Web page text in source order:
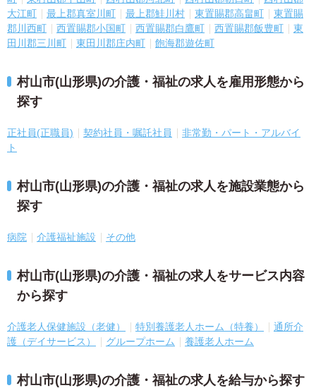
大江町
最上郡真室川町 最上郡鮭川村 東置賜郡高畠町
東置賜
郡川西町
西置賜郡小国町 西置賜郡白鷹町 西置賜郡飯豊町
東
田川郡三川町
東田川郡庄内町 飽海郡遊佐町
村山市(山形県)の介護・福祉の求人を雇用形態から
探す
正社員(正職員) 契約社員・嘱託社員
非常勤・パート・アルバイ
ト
村山市(山形県)の介護・福祉の求人を施設業態から
探す
病院 介護福祉施設 その他
村山市(山形県)の介護・福祉の求人をサービス内容
から探す
介護老人保健施設（老健） 特別養護老人ホーム（特養）
通所介
護（デイサービス）
グループホーム 養護老人ホーム
村山市(山形県)の介護・福祉の求人を給与から探す